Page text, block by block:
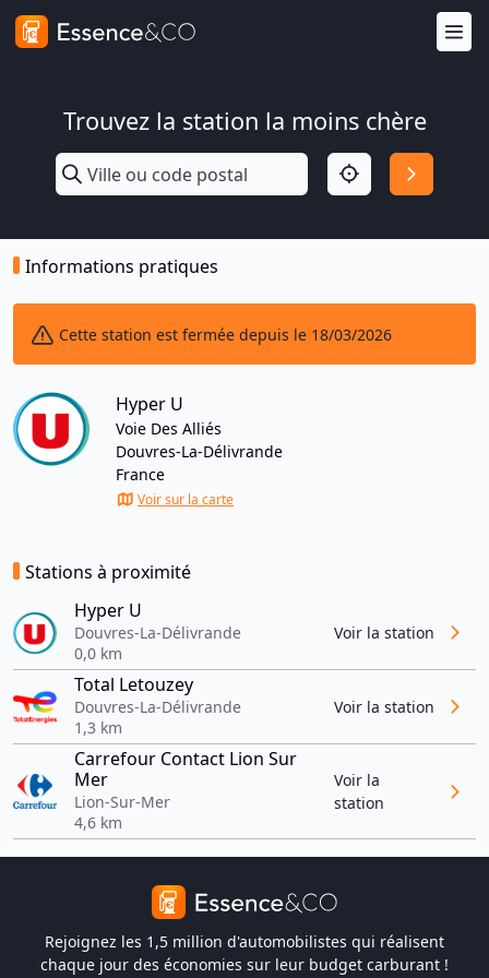
Trouvez la station la moins chère
Informations pratiques
Cette station est fermée depuis le 18/03/2026
Hyper U
Voie Des Alliés
Douvres-La-Délivrande
France
Voir sur la carte
Stations à proximité
Hyper U
Douvres-La-Délivrande
0,0 km
Voir la station
Total Letouzey
Douvres-La-Délivrande
1,3 km
Voir la station
Carrefour Contact Lion Sur
Mer
Lion-Sur-Mer
4,6 km
Voir la
station
Rejoignez les 1,5 million d'automobilistes qui réalisent
chaque jour des économies sur leur budget carburant !